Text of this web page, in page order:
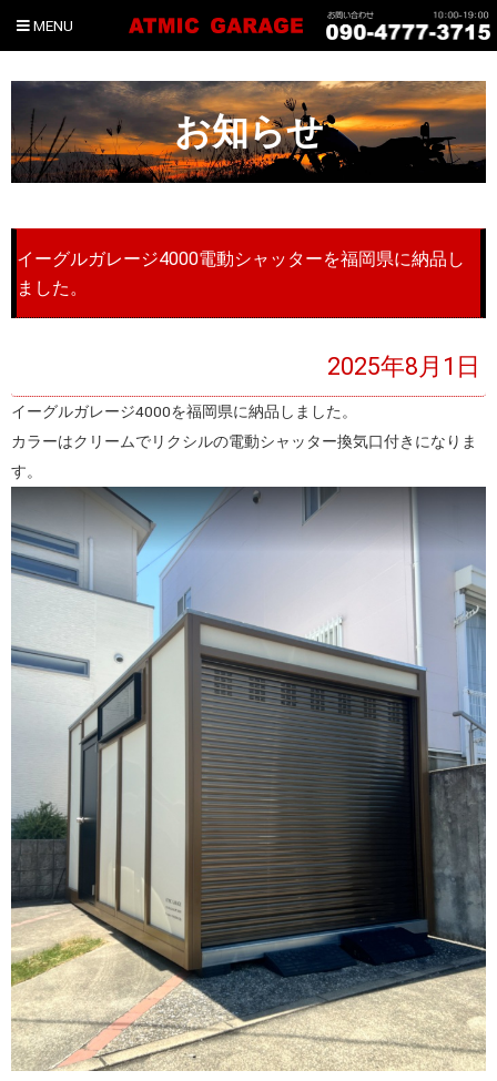
MENU
お知らせ
イーグルガレージ4000電動シャッターを福岡県に納品し
ました。
2025年8月1日
イーグルガレージ4000を福岡県に納品しました。
カラーはクリームでリクシルの電動シャッター換気口付きになりま
す。